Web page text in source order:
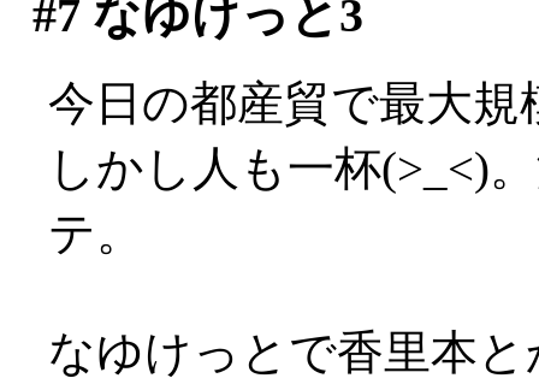
#7 なゆけっと3
今日の都産貿で最大
しかし人も一杯(>_<)
テ。
なゆけっとで香里本